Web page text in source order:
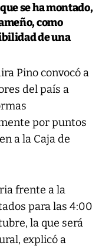
se ha montado,
como
de una
Pinoconvocó a
del país a
por puntos
a la Caja de
frente a la
para las 4:00
la que será
explicó a